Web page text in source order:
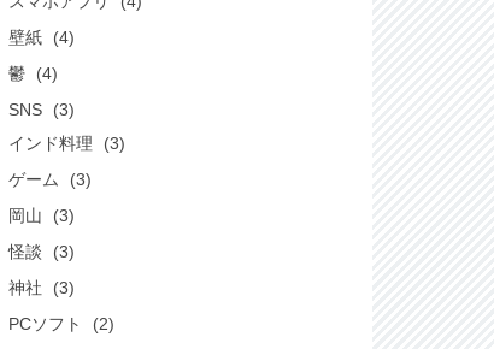
壁紙
4
鬱
4
SNS
3
インド料理
3
ゲーム
3
岡山
3
怪談
3
神社
3
PCソフト
2